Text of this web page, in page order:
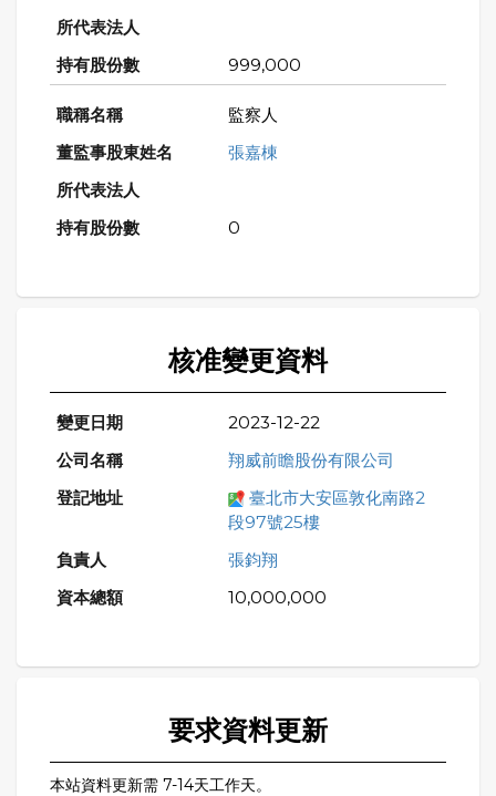
999,000
監察人
張嘉棟
0
核准變更資料
2023-12-22
翔威前瞻股份有限公司
臺北市大安區敦化南路2
段97號25樓
張鈞翔
10,000,000
要求資料更新
本站資料更新需 7-14天工作天。